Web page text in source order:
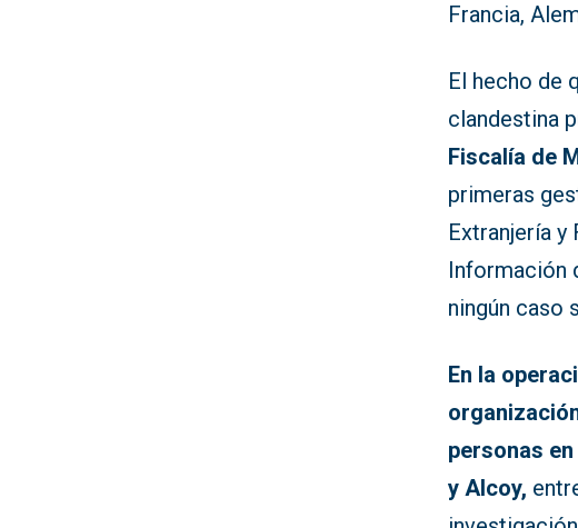
Francia,
El hecho de
clandestina
Fiscalía de
primeras
Extranjería y
Información
ningún caso
En la
personas
y Alcoy,